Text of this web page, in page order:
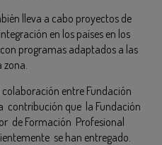
lleva a cabo proyectos de
en los países en los
programas adaptados a las
colaboración entre Fundación
contribución que la Fundación
de Formación Profesional
se han entregado.